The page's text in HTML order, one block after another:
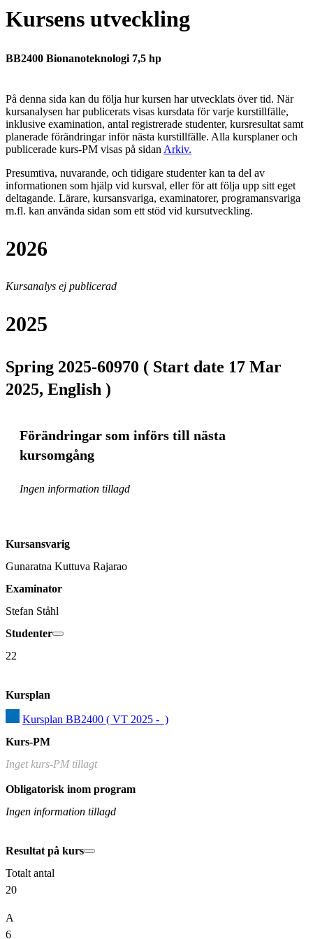
Kursens utveckling
BB2400 Bionanoteknologi 7,5 hp
På denna sida kan du följa hur kursen har utvecklats över tid. När
kursanalysen har publicerats visas kursdata för varje kurstillfälle,
inklusive examination, antal registrerade studenter, kursresultat samt
planerade förändringar inför nästa kurstillfälle. Alla kursplaner och
publicerade kurs-PM visas på sidan Arkiv.
Presumtiva, nuvarande, och tidigare studenter kan ta del av
informationen som hjälp vid kursval, eller för att följa upp sitt eget
deltagande. Lärare, kursansvariga, examinatorer, programansvariga
m.fl. kan använda sidan som ett stöd vid kursutveckling.
2026
Kursanalys ej publicerad
2025
Spring 2025-60970 ( Start date 17 Mar
2025, English )
Förändringar som införs till nästa
kursomgång
Ingen information tillagd
Kursansvarig
Gunaratna Kuttuva Rajarao
Examinator
Stefan Ståhl
Studenter
22
Kursplan
Kursplan BB2400 ( VT 2025 -  )
Kurs-PM
Inget kurs-PM tillagt
Obligatorisk inom program
Ingen information tillagd
Resultat på kurs
Totalt antal
20
A
6